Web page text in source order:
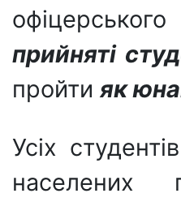
прийняті
пройти як
Усіх